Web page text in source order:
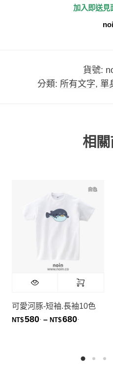
加入即送見
貨號:
分類: 所有文字, 單
相
可愛河豚-短袖.長袖10色
NT$580 – NT$680價格範圍